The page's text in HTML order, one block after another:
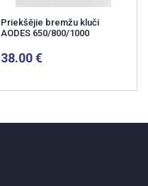
Priekšējie bremžu kluči
AODES 650/800/1000
38.00